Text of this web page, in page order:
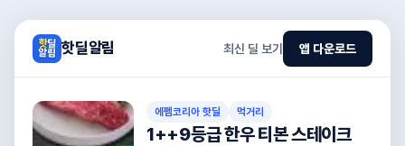
핫딜알림 최신 딜 보기 앱 다운로드
에펨코리아 핫딜 먹거리
1++9등급 한우 티본 스테이크